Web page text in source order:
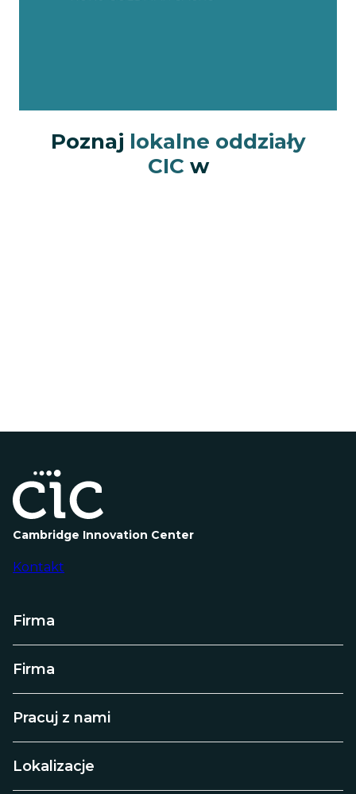
Poznaj lokalne oddziały
CIC w
Cambridge Innovation Center
Kontakt
Firma
Firma
Pracuj z nami
Lokalizacje